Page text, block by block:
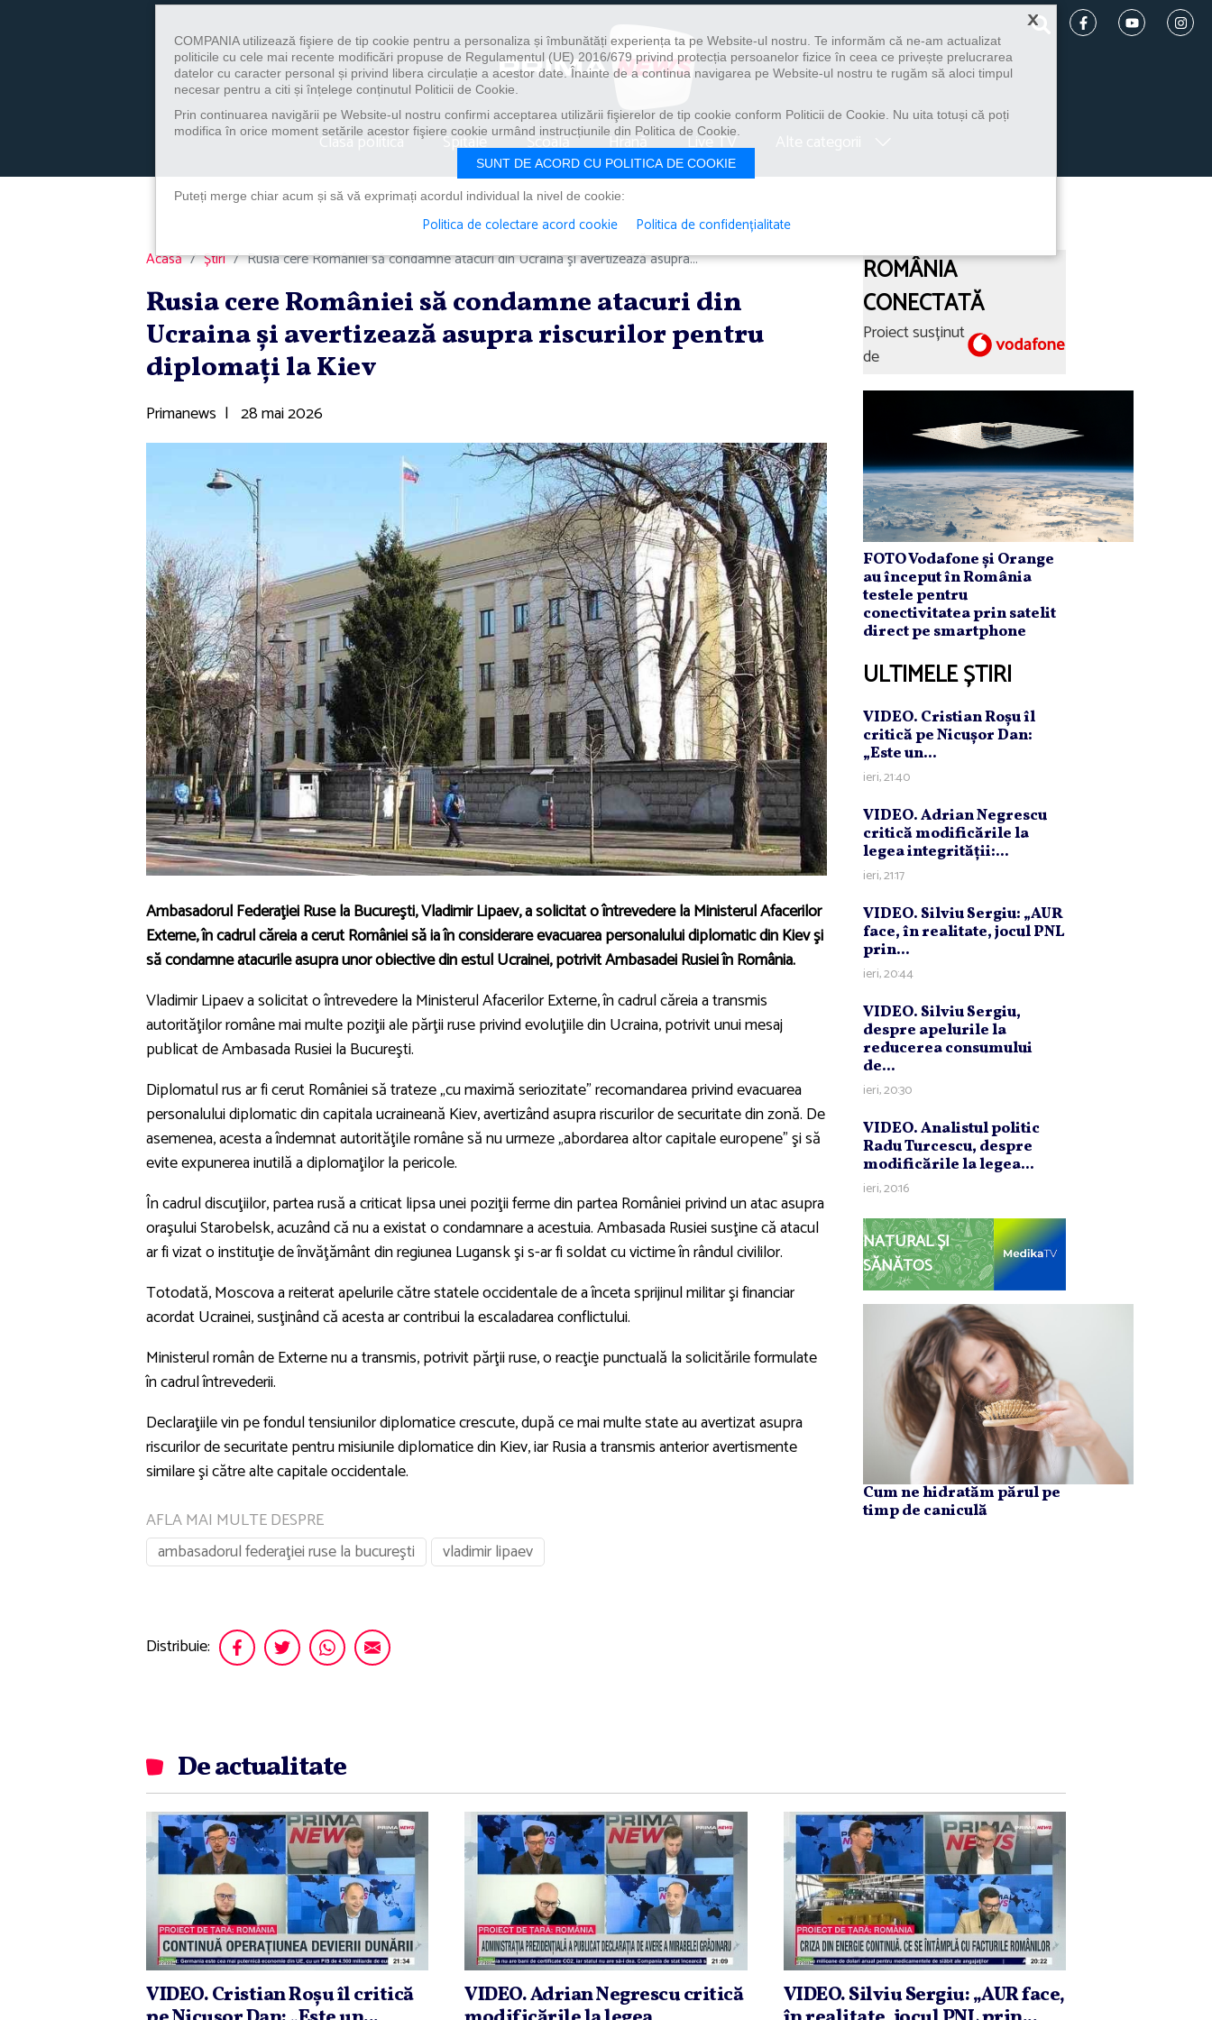
Clasa politica Spitale Școală Hrană Live TV
Acasă Știri Rusia cere României să condamne atacuri din Ucraina şi avertizează asupra...
Rusia cere României să condamne atacuri din
Ucraina şi avertizează asupra riscurilor pentru
diplomaţi la Kiev
Primanews | 28 mai 2026
Ambasadorul Federaţiei Ruse la Bucureşti, Vladimir Lipaev, a solicitat o întrevedere la Ministerul Afacerilor
Externe, în cadrul căreia a cerut României să ia în considerare evacuarea personalului diplomatic din Kiev şi
să condamne atacurile asupra unor obiective din estul Ucrainei, potrivit Ambasadei Rusiei în România.
Vladimir Lipaeva solicitat o întrevedere la Ministerul Afacerilor Externe, în cadrul căreia a transmis
autorităţilor române mai multe poziţii ale părţii ruse privind evoluţiile din Ucraina, potrivit unui mesaj
publicat de Ambasada Rusiei la Bucureşti.
Diplomatul rus ar fi cerut României să trateze „cu maximă seriozitate” recomandarea privind evacuarea
personalului diplomatic din capitala ucraineană Kiev, avertizând asupra riscurilor de securitate din zonă. De
asemenea, acesta a îndemnat autorităţile române să nu urmeze „abordarea altor capitale europene” şi să
evite expunerea inutilă a diplomaţilor la pericole.
În cadrul discuţiilor, partea rusă a criticat lipsa unei poziţii ferme din partea României privind un atac asupra
oraşului Starobelsk, acuzând că nu a existat o condamnare a acestuia. Ambasada Rusiei susţine că atacul
ar fi vizat o instituţie de învăţământ din regiunea Lugansk şi s-ar fi soldat cu victime în rândul civililor.
Totodată, Moscova a reiterat apelurile către statele occidentale de a înceta sprijinul militar şi financiar
acordat Ucrainei, susţinând că acesta ar contribui la escaladarea conflictului.
Ministerul român de Externe nu a transmis, potrivit părţii ruse, o reacţie punctuală la solicitările formulate
în cadrul întrevederii.
Declaraţiile vin pe fondul tensiunilor diplomatice crescute, după ce mai multe state au avertizat asupra
riscurilor de securitate pentru misiunile diplomatice din Kiev, iar Rusia a transmis anterior avertismente
similare şi către alte capitale occidentale.
AFLA MAI MULTE DESPRE
ambasadorul federaţiei ruse la bucureşti
vladimir lipaev
Distribuie:
ROMÂNIA
CONECTATĂ
Proiect susținut
de
FOTO Vodafone și Orange
au început în România
testele pentru
conectivitatea prin satelit
direct pe smartphone
ULTIMELE ȘTIRI
VIDEO. Cristian Roşu îl
critică pe Nicuşor Dan:
„Este un...
ieri, 21:40
VIDEO. Adrian Negrescu
critică modificările la
legea integrităţii:...
ieri, 21:17
VIDEO. Silviu Sergiu: „AUR
face, în realitate, jocul PNL
prin...
ieri, 20:44
VIDEO. Silviu Sergiu,
despre apelurile la
reducerea consumului
de...
ieri, 20:30
VIDEO. Analistul politic
Radu Turcescu, despre
modificările la legea...
ieri, 20:16
NATURAL ȘI
SĂNĂTOS
Cum ne hidratăm părul pe
timp de caniculă
De actualitate
VIDEO. Cristian Roşu îl critică
VIDEO. Adrian Negrescu critică
VIDEO. Silviu Sergiu: „AUR face,
×
COMPANIA utilizează fişiere de tip cookie pentru a personaliza și îmbunătăți experiența ta pe Website-ul nostru. Te informăm că ne-am actualizat
politicile cu cele mai recente modificări propuse de Regulamentul (UE) 2016/679 privind protecția persoanelor fizice în ceea ce privește prelucrarea
datelor cu caracter personal și privind libera circulație a acestor date. Înainte de a continua navigarea pe Website-ul nostru te rugăm să aloci timpul
necesar pentru a citi și înțelege conținutul Politicii de Cookie.
Prin continuarea navigării pe Website-ul nostru confirmi acceptarea utilizării fişierelor de tip cookie conform Politicii de Cookie. Nu uita totuși că poți
modifica în orice moment setările acestor fişiere cookie urmând instrucțiunile din Politica de Cookie.
SUNT DE ACORD CU POLITICA DE COOKIE
Puteți merge chiar acum și să vă exprimați acordul individual la nivel de cookie:
Politica de colectare acord cookie Politica de confidențialitate